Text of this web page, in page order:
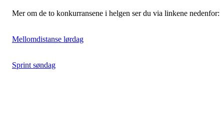
Mer om de to konkurransene i helgen ser du via linkene nedenfor:
Mellomdistanse lørdag
Sprint søndag